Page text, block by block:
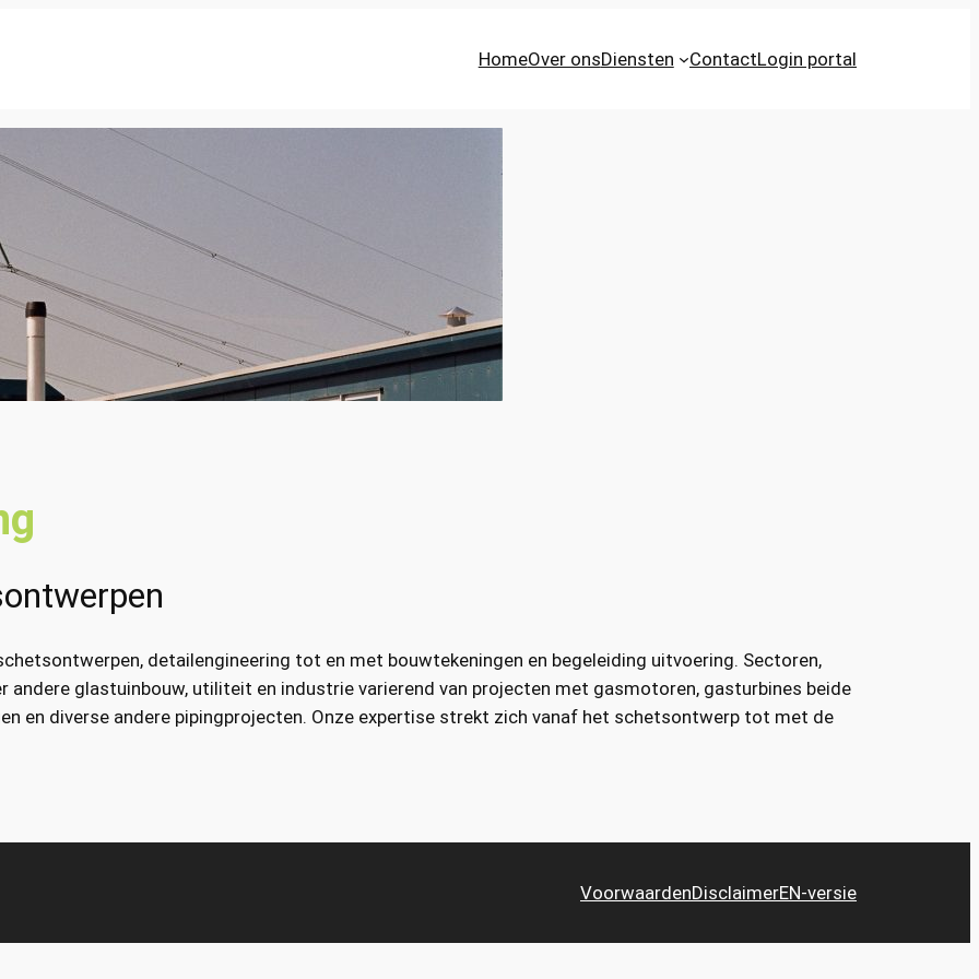
HomeOver onsDiensten ContactLogin portal
detailengineering tot en met bouwtekeningen en begeleiding uitvoering. Sectoren,
andere glastuinbouw, utiliteit en industrie varierend van projecten met gasmotoren, gasturbines beide
en diverse andere pipingprojecten. Onze expertise strekt zich vanaf het schetsontwerp tot met de
VoorwaardenDisclaimerEN-versie